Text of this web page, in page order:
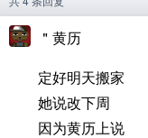
＂黄历
定好明天搬家
她说改下周
因为黄历上说